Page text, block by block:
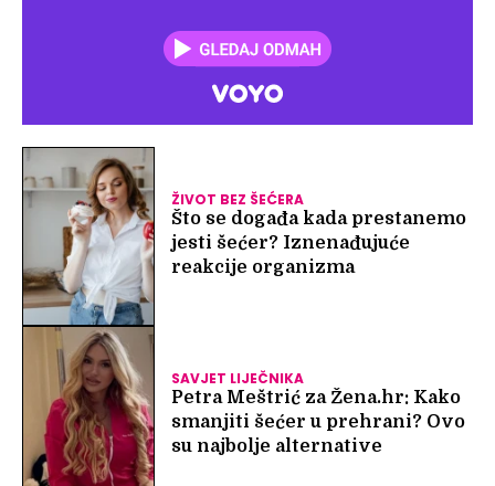
ŽIVOT BEZ ŠEĆERA
Što se događa kada prestanemo
jesti šećer? Iznenađujuće
reakcije organizma
SAVJET LIJEČNIKA
Petra Meštrić za Žena.hr: Kako
smanjiti šećer u prehrani? Ovo
su najbolje alternative